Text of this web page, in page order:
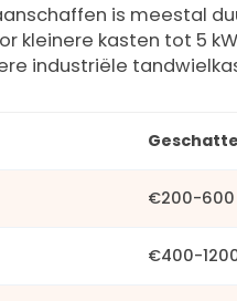
is meestal
kleinere kasten tot 5
industriële
€200-600
€400-